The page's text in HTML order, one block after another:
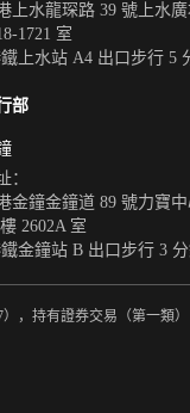
上水龍琛路 39 號上水
1721 室
上水站 A4 出口步行 5
部
：
金鐘金鐘道 89 號力寶
2602A 室
金鐘站 B 出口步行 3
，持有證券交易（第一